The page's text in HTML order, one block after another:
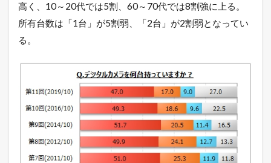
高く、10～20代では5割、60～70代では8割強に上る。
所有台数は「1台」が5割弱、「2台」が2割弱となってい
る。